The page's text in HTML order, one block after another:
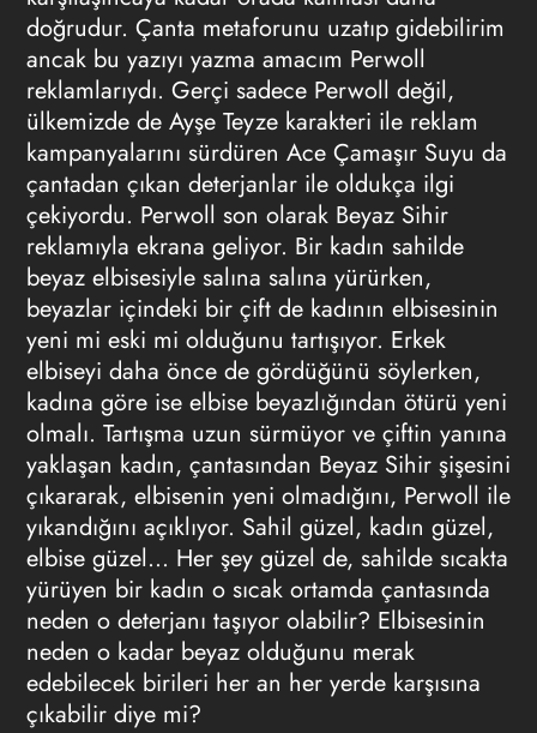
doğrudur. Çanta metaforunu uzatıp gidebilirim
ancak bu yazıyı yazma amacım Perwoll
reklamlarıydı. Gerçi sadece Perwoll değil,
ülkemizde de Ayşe Teyze karakteri ile reklam
kampanyalarını sürdüren Ace Çamaşır Suyu da
çantadan çıkan deterjanlar ile oldukça ilgi
çekiyordu. Perwoll son olarak Beyaz Sihir
reklamıyla ekrana geliyor. Bir kadın sahilde
beyaz elbisesiyle salına salına yürürken,
beyazlar içindeki bir çift de kadının elbisesinin
yeni mi eski mi olduğunu tartışıyor. Erkek
elbiseyi daha önce de gördüğünü söylerken,
kadına göre ise elbise beyazlığından ötürü yeni
olmalı. Tartışma uzun sürmüyor ve çiftin yanına
yaklaşan kadın, çantasından Beyaz Sihir şişesini
çıkararak, elbisenin yeni olmadığını, Perwoll ile
yıkandığını açıklıyor. Sahil güzel, kadın güzel,
elbise güzel… Her şey güzel de, sahilde sıcakta
yürüyen bir kadın o sıcak ortamda çantasında
neden o deterjanı taşıyor olabilir? Elbisesinin
neden o kadar beyaz olduğunu merak
edebilecek birileri her an her yerde karşısına
çıkabilir diye mi?